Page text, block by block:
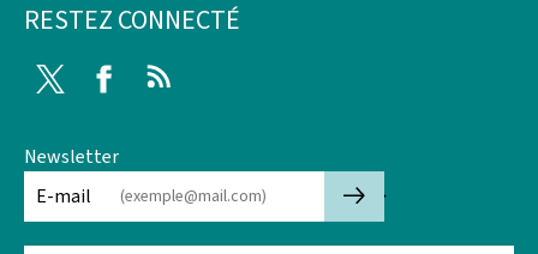
RESTEZ CONNECTÉ
Twitter Facebook
Newsletter
E-mail
🡒